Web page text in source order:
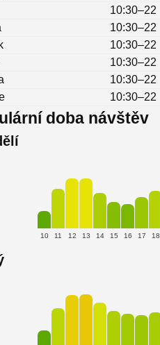
10:30–22
10:30–22
10:30–22
10:30–22
10:30–22
10:30–22
doba návštěv
10 11 12 13 14 15 16 17 18